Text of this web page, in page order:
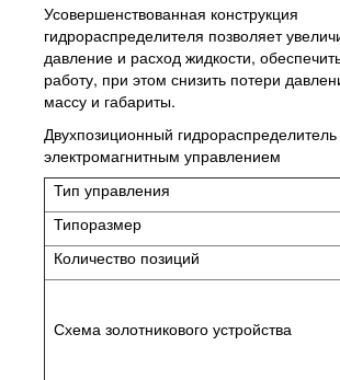
Усовершенствованная конструкция
гидрораспределителя позволяет
давление и расход жидкости,
работу, при этом снизить потери
массу и габариты.
Двухпозиционный гидрораспределитель
электромагнитным управлением
Тип
Типоразмер
Количество позиций
Схема золотникового устройства